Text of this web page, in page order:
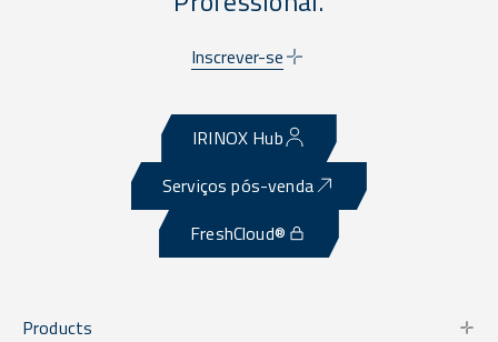
Inscrever-se
IRINOX Hub
Serviços pós-venda
FreshCloud®
Products